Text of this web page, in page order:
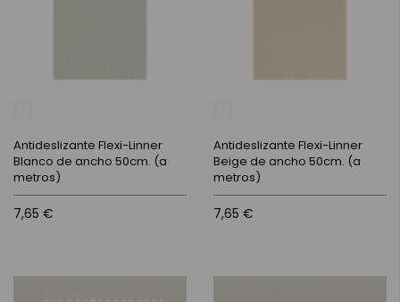
Antideslizante Flexi-Linner
Blanco de ancho 50cm. (a
metros)
7,65 €
Antideslizante Flexi-Linner
Beige de ancho 50cm. (a
metros)
7,65 €